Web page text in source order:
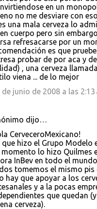
en un
no me desviare con
una mala cerveza lo
cuerpo pero sin
refresacarse por un
es que
probar de por aca y
, una cerveza
viena ... de lo mejor
de junio de 2008 a las 2:13
dijo…
CerveceroMexicano!
que hizo el Grupo Modelo
momento lo hizo Quilmes
InBev en todo el
tomemos el mismo pis
hay que apoyar a los
y a la pocas
que quedan
cerveza).